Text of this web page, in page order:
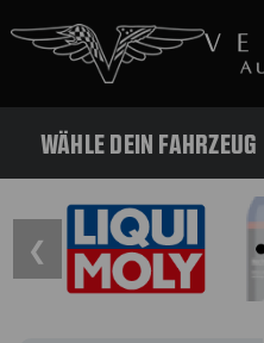
WÄHLE DEIN FAHRZEUG
❮